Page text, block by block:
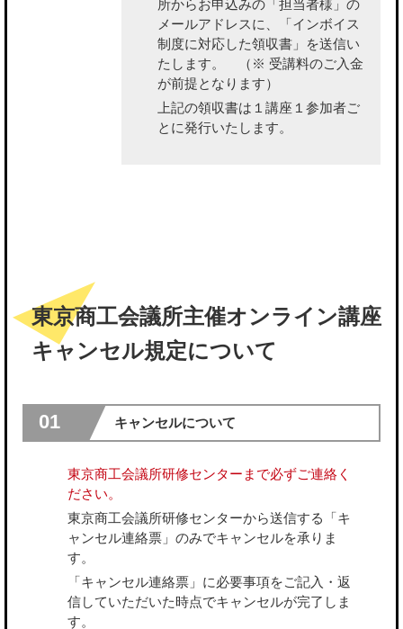
所からお申込みの「担当者様」の
メールアドレスに、「インボイス
制度に対応した領収書」を送信い
たします。
（※ 受講料のご入金
が前提となります）
上記の領収書は１講座１参加者ご
とに発行いたします。
東京商工会議所主催オンライン講座
キャンセル規定について
01 キャンセルについて
東京商工会議所研修センターまで必ずご連絡く
ださい。
東京商工会議所研修センターから送信する「キ
ャンセル連絡票」のみでキャンセルを承りま
す。
「キャンセル連絡票」に必要事項をご記入・返
信していただいた時点でキャンセルが完了しま
す。